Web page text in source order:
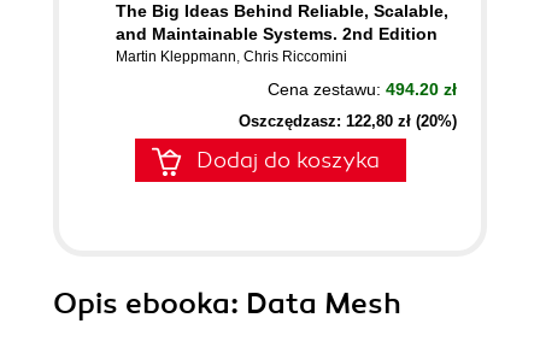
The Big Ideas Behind Reliable, Scalable,
and Maintainable Systems. 2nd Edition
Martin Kleppmann, Chris Riccomini
Cena zestawu: 494.20 zł
Oszczędzasz: 122,80 zł (20%)
Dodaj do koszyka
Opis ebooka: Data Mesh